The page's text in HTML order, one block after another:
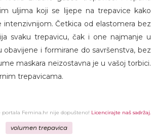
uljima koji se lijepe na trepavice kako
intenzivnijom. Četkica od elastomera bez
svaku trepavicu, čak i one najmanje u
i formirane do savršenstva, bez
maskara neizostavna je u vašoj torbici.
trepavicama.
portala Femina.hr nije dopušteno! Licencirajte naš sadržaj.
volumen trepavica